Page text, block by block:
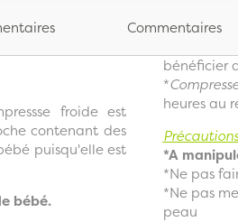
Commentaires
froide est
contenant des
puisqu'elle est
bébé.
bénéficier
*
heures au
*A
*Ne pas
*Ne pas
peau